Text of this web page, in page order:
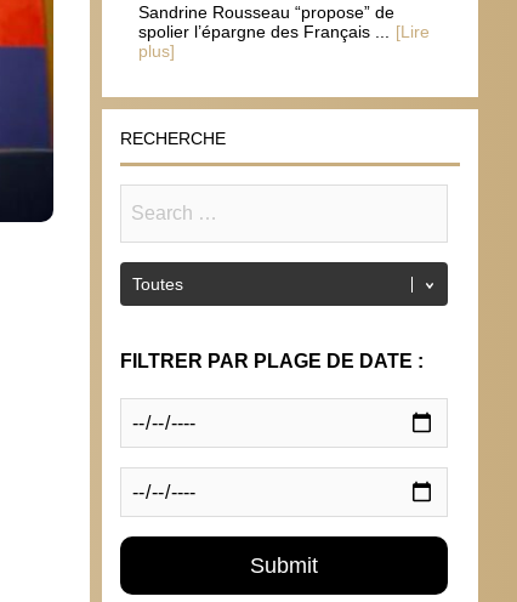
Sandrine Rousseau “propose” de
spolier l’épargne des Français ...
[Lire
plus]
RECHERCHE
FILTRER PAR PLAGE DE DATE :